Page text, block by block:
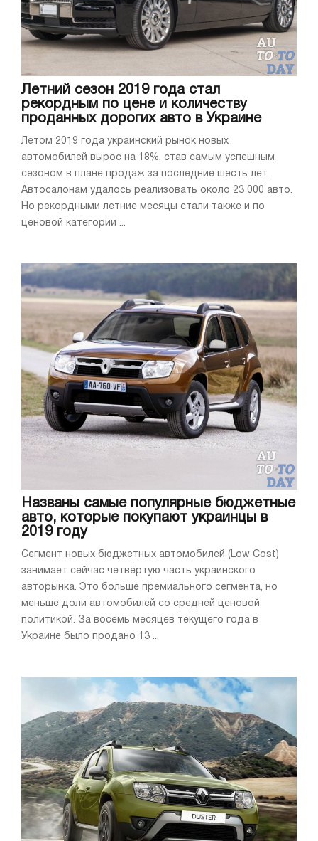
Летний сезон 2019 года стал
рекордным по цене и количеству
проданных дорогих авто в Украине
Летом 2019 года украинский рынок новых
автомобилей вырос на 18%, став самым успешным
сезоном в плане продаж за последние шесть лет.
Автосалонам удалось реализовать около 23 000 авто.
Но рекордными летние месяцы стали также и по
ценовой категории ...
Названы самые популярные бюджетные
авто, которые покупают украинцы в
2019 году
Сегмент новых бюджетных автомобилей (Low Cost)
занимает сейчас четвёртую часть украинского
авторынка. Это больше премиального сегмента, но
меньше доли автомобилей со средней ценовой
политикой. За восемь месяцев текущего года в
Украине было продано 13 ...